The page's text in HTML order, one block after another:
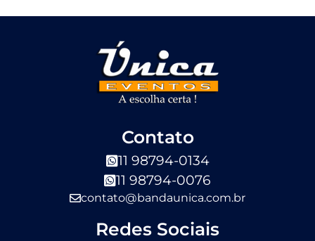
Contato
11 98794-0134
11 98794-0076
contato@bandaunica.com.br
Redes Sociais